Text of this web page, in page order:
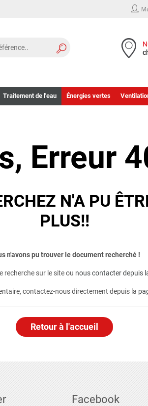
Traitement de l'eau Énergies vertes
Erreur
N'A PU
PLUS!!
n'avons pu trouver le document recherché !
recherche sur le site ou nous contacter depuis
contactez-nous directement depuis la
Retour à l'accueil
Facebook